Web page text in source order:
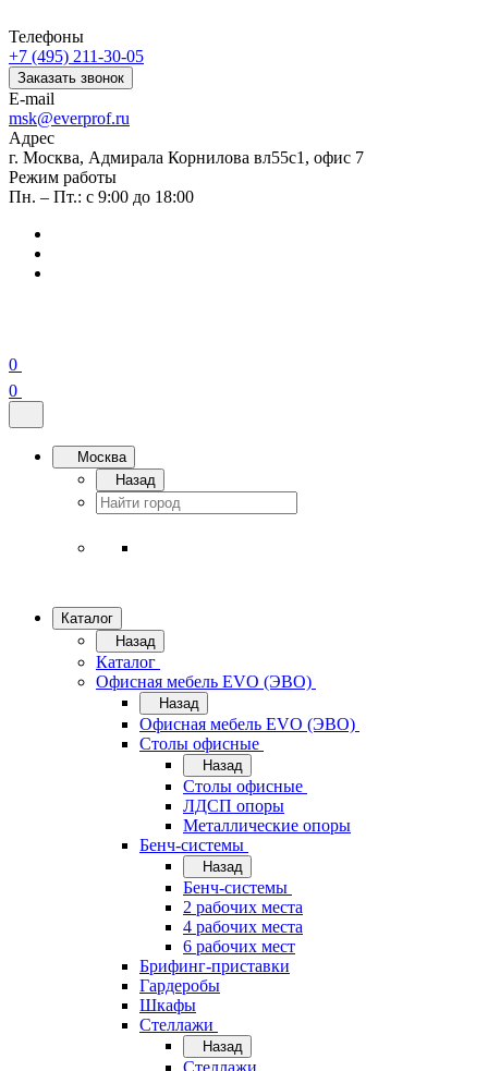
Телефоны
+7 (495) 211-30-05
Заказать звонок
E-mail
msk@everprof.ru
Адрес
г. Москва, Адмирала Корнилова вл55с1, офис 7
Режим работы
Пн. – Пт.: с 9:00 до 18:00
0
0
Москва
Назад
Каталог
Назад
Каталог
Офисная мебель EVO (ЭВО)
Назад
Офисная мебель EVO (ЭВО)
Cтолы офисные
Назад
Cтолы офисные
ЛДСП опоры
Металлические опоры
Бенч-системы
Назад
Бенч-системы
2 рабочих места
4 рабочих места
6 рабочих мест
Брифинг-приставки
Гардеробы
Шкафы
Стеллажи
Назад
Стеллажи